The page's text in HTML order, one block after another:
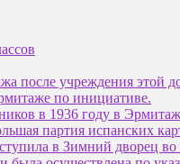
после учреждения этой
по инициативе.
в 1936 году в
партия испанских
в Зимний дворец во